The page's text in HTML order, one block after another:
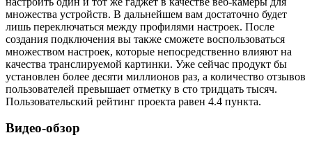
множества устройств. В дальнейшем вам достаточно будет
лишь переключаться между профилями настроек. После
создания подключения вы также сможете воспользоваться
множеством настроек, которые непосредственно влияют на
качества транслируемой картинки. Уже сейчас продукт бы
установлен более десяти миллионов раз, а количество отзывов
пользователей превышает отметку в сто тридцать тысяч.
Пользовательский рейтинг проекта равен 4.4 пункта.
Видео-обзор